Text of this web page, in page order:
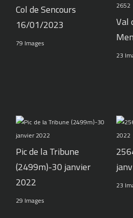
Col de Sencours
16/01/2023
79 Images
Val
23
Pic de la Tribune
(2499m)-30 janvier
2022
29 Images
23